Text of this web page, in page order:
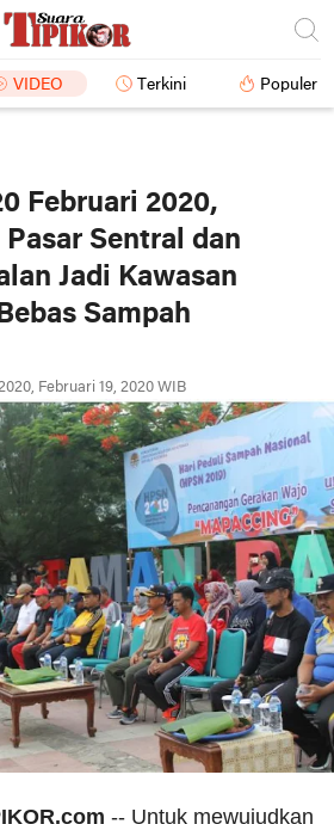
VIDEO Terkini Populer
Februari 2020,
Sentral dan
Jadi Kawasan
Sampah
Februari 19, 2020 WIB
-- Untuk mewujudkan